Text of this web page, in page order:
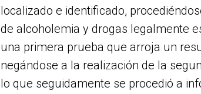
localizado e identificado,
de alcoholemia y drogas legalmente
una primera prueba que arroja un
negándose a la realización de la
lo que seguidamente se procedió a